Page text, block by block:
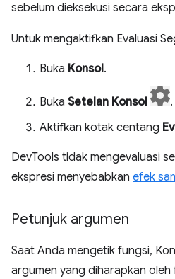
sebelum dieksekusi secara
Untuk mengaktifkan Evaluasi
Buka Konsol.
Buka Setelan Konsol
.
Aktifkan kotak centang
DevTools tidak mengevaluasi
ekspresi menyebabkan efek
Petunjuk argumen
Saat Anda mengetik fungsi,
argumen yang diharapkan